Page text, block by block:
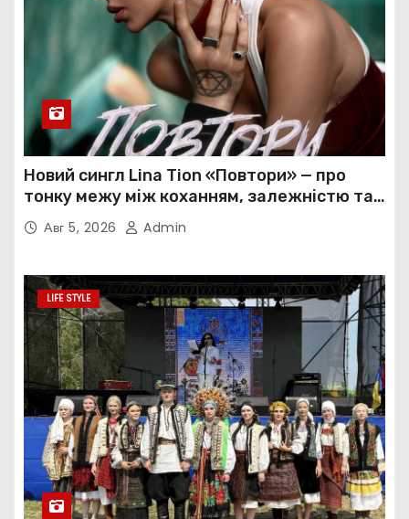
Новий сингл Lina Tion «Повтори» — про
тонку межу між коханням, залежністю та
нав’язливою прив’язаністю
Авг 5, 2026 Admin
LIFE STYLE